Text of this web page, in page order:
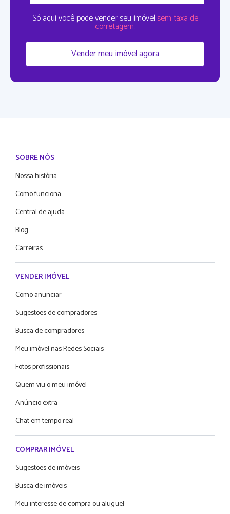
Só aqui você pode vender seu imóvel sem taxa de
corretagem.
Vender meu imóvel agora
SOBRE NÓS
Nossa história
Como funciona
Central de ajuda
Blog
Carreiras
VENDER IMÓVEL
Como anunciar
Sugestões de compradores
Busca de compradores
Meu imóvel nas Redes Sociais
Fotos profissionais
Quem viu o meu imóvel
Anúncio extra
Chat em tempo real
COMPRAR IMÓVEL
Sugestões de imóveis
Busca de imóveis
Meu interesse de compra ou aluguel